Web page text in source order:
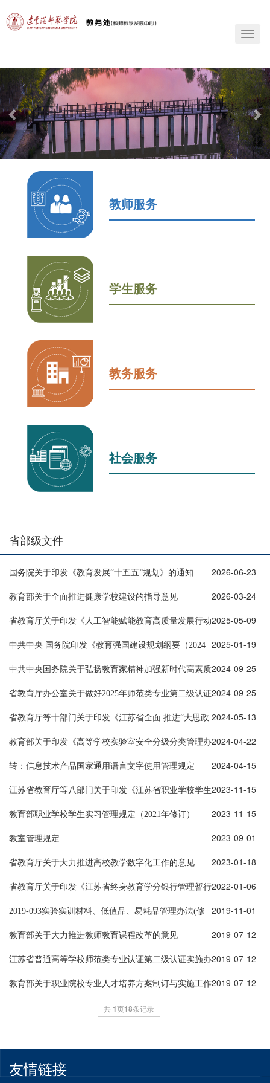
T
g
l
e
n
a
v
i
g
n
教师服务
学生服务
教务服务
社会服务
省部级文件
2026-06-23
国务院关于印发《教育发展“十五五”规划》的通知
2026-03-24
教育部关于全面推进健康学校建设的指导意见
2025-05-09
省教育厅关于印发《人工智能赋能教育高质量发展行动
方案（2025—2027年）》的通知 2025-01-19
中共中央 国务院印发《教育强国建设规划纲要（2024
—2035年）》 2024-09-25
中共中央国务院关于弘扬教育家精神加强新时代高素质
专业化教师队伍建设的意见 2024-09-25
省教育厅办公室关于做好2025年师范类专业第二级认证
申请工作的通知 2024-05-13
省教育厅等十部门关于印发《江苏省全面 推进“大思政
课”建设的实施方案》的通知 2024-04-22
教育部关于印发《高等学校实验室安全分级分类管理办
法（试行）》的通知 2024-04-15
转：信息技术产品国家通用语言文字使用管理规定
2023-11-15
江苏省教育厅等八部门关于印发《江苏省职业学校学生
实习管理实施细则》的通知（苏教规〔2022〕4号 2023-11-15
教育部职业学校学生实习管理规定（2021年修订）
2023-09-01
教室管理规定
2023-01-18
省教育厅关于大力推进高校教学数字化工作的意见
2022-01-06
省教育厅关于印发《江苏省终身教育学分银行管理暂行
办法》的通知 2019-11-01
2019-093实验实训材料、低值品、易耗品管理办法(修
订) 2019-07-12
教育部关于大力推进教师教育课程改革的意见
2019-07-12
江苏省普通高等学校师范类专业认证第二级认证实施办
法（试行） 2019-07-12
教育部关于职业院校专业人才培养方案制订与实施工作
共 1页18条记录
友情链接